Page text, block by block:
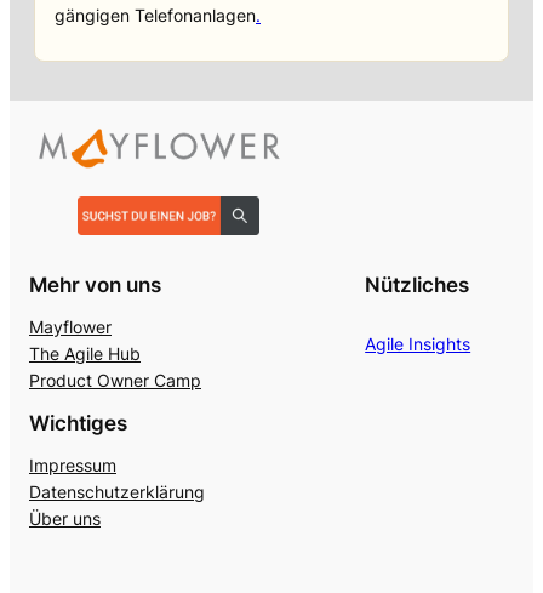
gängigen Telefonanlagen.
Mehr von uns
Mayflower
The Agile Hub
Product Owner Camp
Nützliches
Agile Insights
Wichtiges
Impressum
Datenschutzerklärung
Über uns